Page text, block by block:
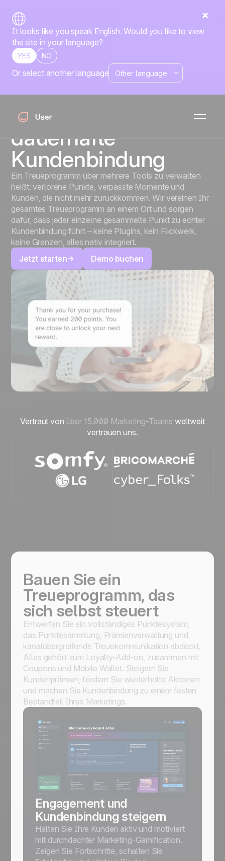
It looks like you speak English. Would you like to view
the site in your language?
YES NO
Or select another language
Points & Rewards
Verwandeln Sie
Treuepunkte
dauerhafte
Kundenbindung
Ein Treueprogramm über mehrere Tools zu verwalten
heißt: verlorene Punkte, verpasste Momente und
Kunden, die nicht mehr zurückkommen. Wir vereinen Ihr
gesamtes Treueprogramm an einem Ort und sorgen
dafür, dass jeder einzelne gesammelte Punkt zu echter
Kundenbindung führt – keine Plugins, kein Flickwerk,
keine Grenzen, alles nativ integriert.
Jetzt starten
Demo buchen
Vertraut von über 15.000 Marketing-Teams weltweit
vertrauen uns.
Bauen Sie ein
Treueprogramm, das
sich selbst steuert
Entwerfen Sie ein vollständiges Punktesystem,
das Punktesammlung, Prämienverwaltung und
kanalübergreifende Treuekommunikation abdeckt.
Alles gehört zum Loyalty-Add-on, zusammen mit
Coupons und Mobile Wallet. Steigern Sie
Kundenprämien, fördern Sie wiederholte Aktionen
und machen Sie Kundenbindung zu einem festen
Bestandteil Ihres Marketings.
Engagement und
Kundenbindung steigern
Halten Sie Ihre Kunden aktiv und motiviert
mit durchdachter Marketing-Gamification.
Zeigen Sie Fortschritte, schalten Sie